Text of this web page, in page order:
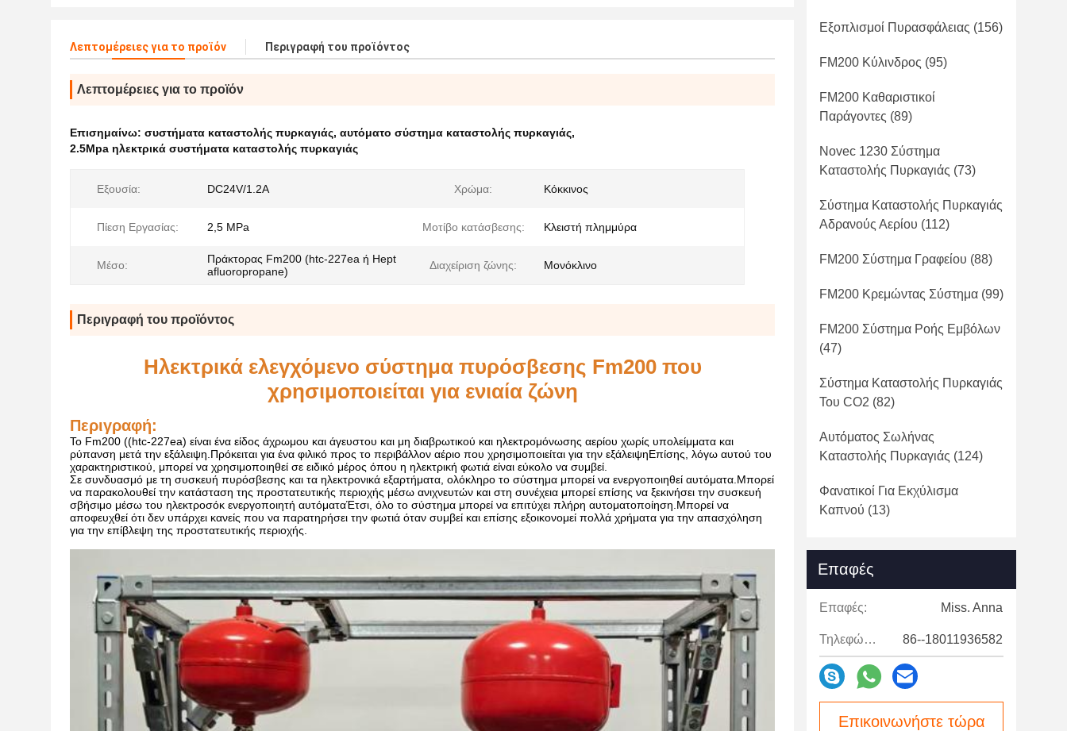
Λεπτομέρειες για το προϊόν Περιγραφή του προϊόντος
Λεπτομέρειες για το προϊόν
Επισημαίνω: συστήματα καταστολής πυρκαγιάς, αυτόματο σύστημα καταστολής πυρκαγιάς,
2.5Mpa ηλεκτρικά συστήματα καταστολής πυρκαγιάς
Εξουσία: DC24V/1.2A Χρώμα: Κόκκινος
Πίεση Εργασίας: 2,5 MPa Μοτίβο κατάσβεσης: Κλειστή πλημμύρα
Μέσο:
Πράκτορας Fm200 (htc-227ea ή Hept
afluoropropane)
Διαχείριση ζώνης: Μονόκλινο
Περιγραφή του προϊόντος
Ηλεκτρικά ελεγχόμενο σύστημα πυρόσβεσης Fm200 που
χρησιμοποιείται για ενιαία ζώνη
Περιγραφή:
Το Fm200 ((htc-227ea) είναι ένα είδος άχρωμου και άγευστου και μη διαβρωτικού και ηλεκτρομόνωσης αερίου χωρίς υπολείμματα και
ρύπανση μετά την εξάλειψη.Πρόκειται για ένα φιλικό προς το περιβάλλον αέριο που χρησιμοποιείται για την εξάλειψηΕπίσης, λόγω αυτού του
χαρακτηριστικού, μπορεί να χρησιμοποιηθεί σε ειδικό μέρος όπου η ηλεκτρική φωτιά είναι εύκολο να συμβεί.
Σε συνδυασμό με τη συσκευή πυρόσβεσης και τα ηλεκτρονικά εξαρτήματα, ολόκληρο το σύστημα μπορεί να ενεργοποιηθεί αυτόματα.Μπορεί
να παρακολουθεί την κατάσταση της προστατευτικής περιοχής μέσω ανιχνευτών και στη συνέχεια μπορεί επίσης να ξεκινήσει την συσκευή
σβήσιμο μέσω του ηλεκτροσόκ ενεργοποιητή αυτόματαΈτσι, όλο το σύστημα μπορεί να επιτύχει πλήρη αυτοματοποίηση.Μπορεί να
αποφευχθεί ότι δεν υπάρχει κανείς που να παρατηρήσει την φωτιά όταν συμβεί και επίσης εξοικονομεί πολλά χρήματα για την απασχόληση
για την επίβλεψη της προστατευτικής περιοχής.
Εξοπλισμοί Πυρασφάλειας (156)
FM200 Κύλινδρος (95)
FM200 Καθαριστικοί
Παράγοντες (89)
Novec 1230 Σύστημα
Καταστολής Πυρκαγιάς (73)
Σύστημα Καταστολής Πυρκαγιάς
Αδρανούς Αερίου (112)
FM200 Σύστημα Γραφείου (88)
FM200 Κρεμώντας Σύστημα (99)
FM200 Σύστημα Ροής Εμβόλων
(47)
Σύστημα Καταστολής Πυρκαγιάς
Του CO2 (82)
Αυτόματος Σωλήνας
Καταστολής Πυρκαγιάς (124)
Φανατικοί Για Εκχύλισμα
Καπνού (13)
Επαφές
Επαφές: Miss. Anna
Τηλεφώνημα: 86--18011936582
Επικοινωνήστε τώρα